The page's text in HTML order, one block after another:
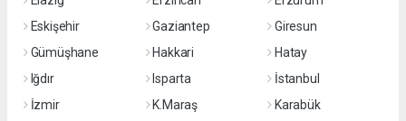
Eskişehir
Gaziantep
Giresun
Gümüşhane
Hakkari
Hatay
Iğdır
Isparta
İstanbul
İzmir
K.Maraş
Karabük